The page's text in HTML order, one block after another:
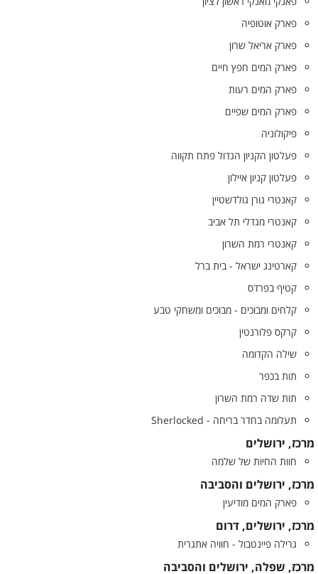
פארק אוטופיה
פארק אריאל שרון
פארק המים חפץ חיים
פארק המים רעות
פארק המים שפיים
פיקולוניה
פעלטון הקניון הגדול פתח תקווה
פעלטון קניון איילון
קאנטרי גורן גולדשטיין
קאנטרי מגדלי תל אביב
קאנטרי רמת השרון
קארטינג ישראל - בית ברל
קטיף בפרדס
קלחים ומבוכים - מבוכים ומשחקי טבע
קרקס פלורנטין
שילה הקדומה
תות בכפר
תות שדה רמת השרון
תעלומה בחדר בריחה - Sherlocked
מרכז, ירושלים
חוות החיות של שלמה
מרכז, ירושלים והסביבה
פארק המים מודיעין
מרכז, ירושלים, דרום
גרילה פיינטבול - חוויה אתגרית
מרכז, שפלה, ירושלים והסביבה